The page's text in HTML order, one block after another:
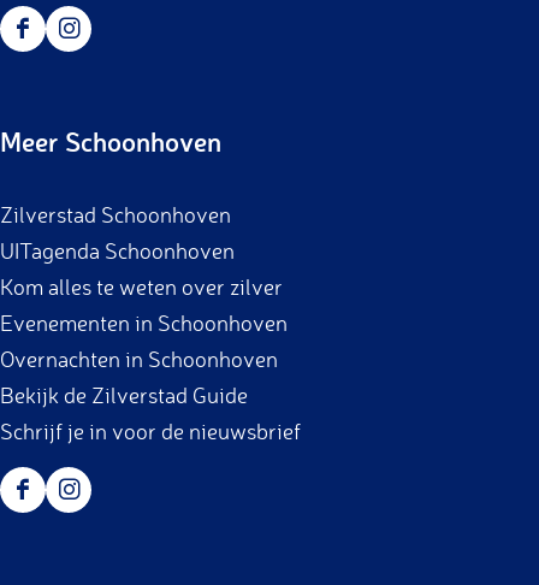
F
e
o
o
k
I
t
g
r
a
m
Meer Schoonhoven
Zilverstad Schoonhoven
UITagenda Schoonhoven
Kom alles te weten over zilver
Evenementen in Schoonhoven
Overnachten in Schoonhoven
Bekijk de Zilverstad Guide
Schrijf je in voor de nieuwsbrief
F
I